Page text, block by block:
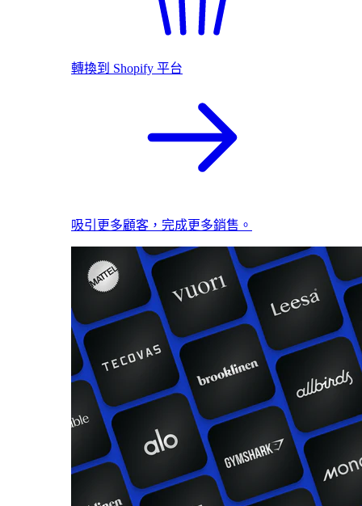
轉換到 Shopify 平台
吸引更多顧客，完成更多銷售。